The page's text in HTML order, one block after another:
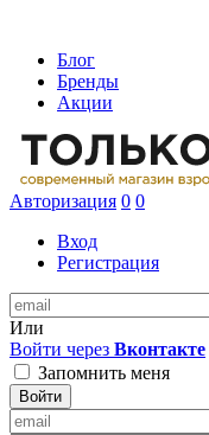
Блог
Бренды
Акции
Авторизация 0 0
Вход
Регистрация
Или
Войти через Вконтакте
Запомнить меня
Войти